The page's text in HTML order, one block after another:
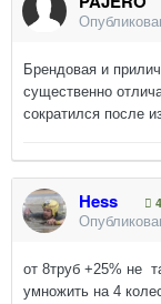
Брендовая и
существенно
сократился после
Hess
от 8труб +25% не
умножить на 4